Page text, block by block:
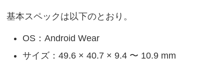
基本スペックは以下のとおり。
OS：Android Wear
サイズ：49.6 × 40.7 × 9.4 〜 10.9 mm